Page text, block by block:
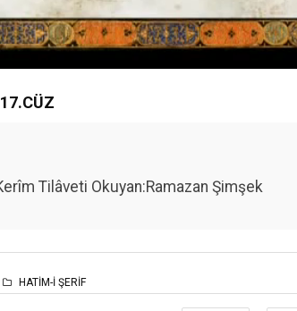
Tilâveti Okuyan:Ramazan Şimşek
HATİM-İ ŞERİF